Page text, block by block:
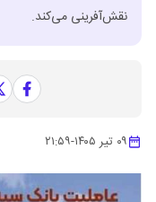
نقش‌آفرینی می‌کند.
۰۹ تیر ۱۴۰۵ -۲۱:۵۹